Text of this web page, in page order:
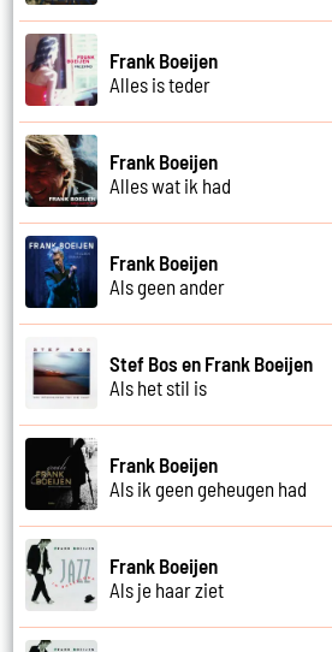
Frank Boeijen
Alles is teder
Frank Boeijen
Alles wat ik had
Frank Boeijen
Als geen ander
Stef Bos en Frank Boeijen
Als het stil is
Frank Boeijen
Als ik geen geheugen had
Frank Boeijen
Als je haar ziet